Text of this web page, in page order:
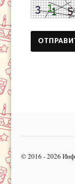
© 2016 - 2026